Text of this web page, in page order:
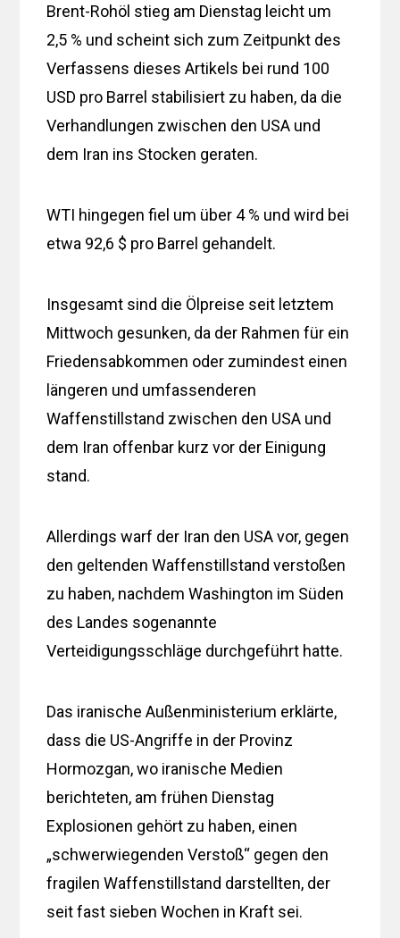
Brent-Rohöl stieg am Dienstag leicht um
2,5 % und scheint sich zum Zeitpunkt des
Verfassens dieses Artikels bei rund 100
USD pro Barrel stabilisiert zu haben, da die
Verhandlungen zwischen den USA und
dem Iran ins Stocken geraten.
WTI hingegen fiel um über 4 % und wird bei
etwa 92,6 $ pro Barrel gehandelt.
Insgesamt sind die Ölpreise seit letztem
Mittwoch gesunken, da der Rahmen für ein
Friedensabkommen oder zumindest einen
längeren und umfassenderen
Waffenstillstand zwischen den USA und
dem Iran offenbar kurz vor der Einigung
stand.
Allerdings warf der Iran den USA vor, gegen
den geltenden Waffenstillstand verstoßen
zu haben, nachdem Washington im Süden
des Landes sogenannte
Verteidigungsschläge durchgeführt hatte.
Das iranische Außenministerium erklärte,
dass die US-Angriffe in der Provinz
Hormozgan, wo iranische Medien
berichteten, am frühen Dienstag
Explosionen gehört zu haben, einen
„schwerwiegenden Verstoß“ gegen den
fragilen Waffenstillstand darstellten, der
seit fast sieben Wochen in Kraft sei.